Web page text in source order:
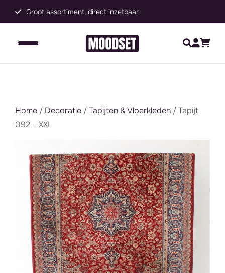
Groot assortiment, direct inzetbaar
Home / Decoratie /Tapijten & Vloerkleden / Tapijt
092 – XXL